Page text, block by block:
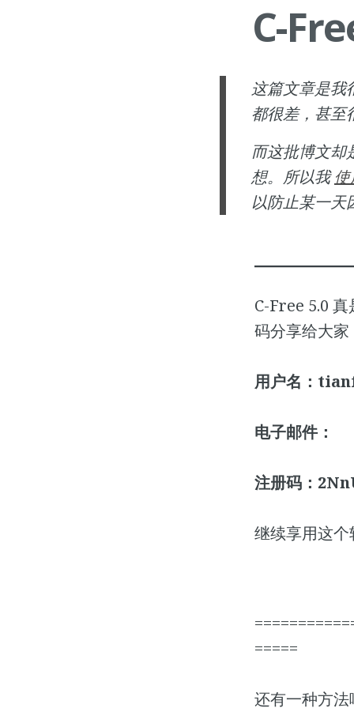
C-
这篇文章是我
都很差，甚至
而这批博文却
想。所以我
以防止某一天
C-Free 5.0
码分享给大家
用户名：
电子邮件：
注册码：
继续享用这个
=====
还有一种方法